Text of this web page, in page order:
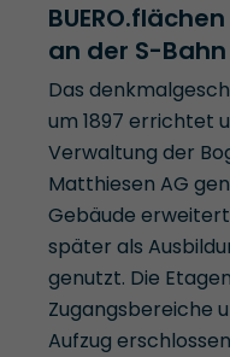
an der S-Bahn
Das
um 1897 errichtet
Verwaltung der
Matthiesen AG
Gebäude
später als
genutzt. Die
Zugangsbereiche
Aufzug